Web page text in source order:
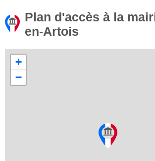
Plan d'accès à la
en-Artois
+
−